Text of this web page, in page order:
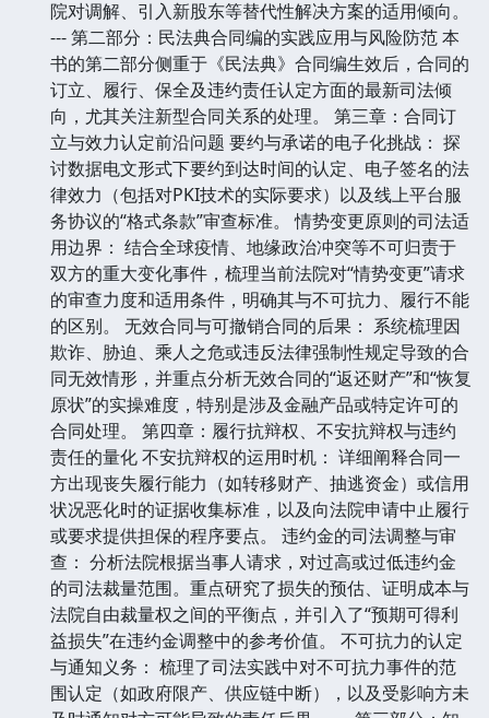
院对调解、引入新股东等替代性解决方案的适用倾向。
--- 第二部分：民法典合同编的实践应用与风险防范 本
书的第二部分侧重于《民法典》合同编生效后，合同的
订立、履行、保全及违约责任认定方面的最新司法倾
向，尤其关注新型合同关系的处理。 第三章：合同订
立与效力认定前沿问题 要约与承诺的电子化挑战： 探
讨数据电文形式下要约到达时间的认定、电子签名的法
律效力（包括对PKI技术的实际要求）以及线上平台服
务协议的“格式条款”审查标准。 情势变更原则的司法适
用边界： 结合全球疫情、地缘政治冲突等不可归责于
双方的重大变化事件，梳理当前法院对“情势变更”请求
的审查力度和适用条件，明确其与不可抗力、履行不能
的区别。 无效合同与可撤销合同的后果： 系统梳理因
欺诈、胁迫、乘人之危或违反法律强制性规定导致的合
同无效情形，并重点分析无效合同的“返还财产”和“恢复
原状”的实操难度，特别是涉及金融产品或特定许可的
合同处理。 第四章：履行抗辩权、不安抗辩权与违约
责任的量化 不安抗辩权的运用时机： 详细阐释合同一
方出现丧失履行能力（如转移财产、抽逃资金）或信用
状况恶化时的证据收集标准，以及向法院申请中止履行
或要求提供担保的程序要点。 违约金的司法调整与审
查： 分析法院根据当事人请求，对过高或过低违约金
的司法裁量范围。重点研究了损失的预估、证明成本与
法院自由裁量权之间的平衡点，并引入了“预期可得利
益损失”在违约金调整中的参考价值。 不可抗力的认定
与通知义务： 梳理了司法实践中对不可抗力事件的范
围认定（如政府限产、供应链中断），以及受影响方未